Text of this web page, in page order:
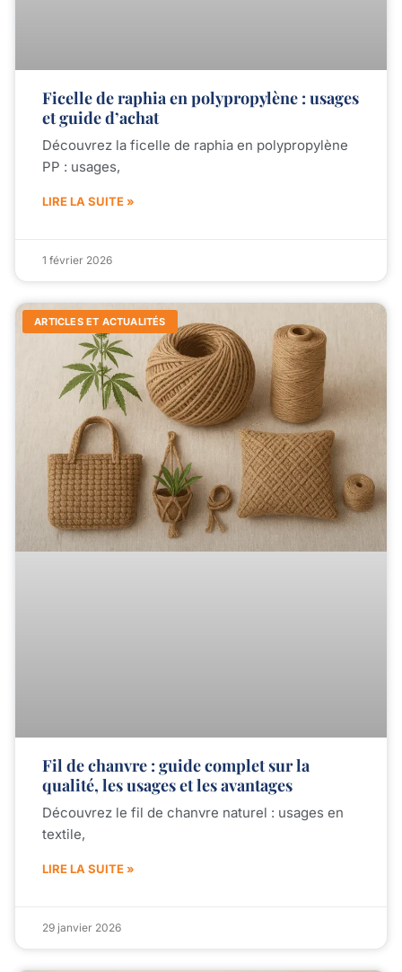
Ficelle de raphia en polypropylène : usages
et guide d’achat
Découvrez la ficelle de raphia en polypropylène
PP : usages,
LIRE LA SUITE »
1 février 2026
ARTICLES ET ACTUALITÉS
Fil de chanvre : guide complet sur la
qualité, les usages et les avantages
Découvrez le fil de chanvre naturel : usages en
textile,
LIRE LA SUITE »
29 janvier 2026